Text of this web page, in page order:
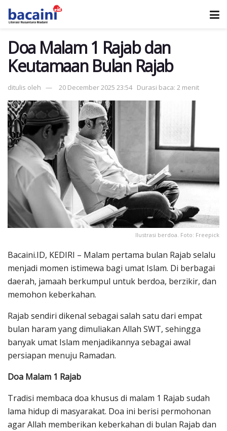
Doa Malam 1 Rajab dan
Keutamaan Bulan Rajab
ditulis oleh 20 December 2025 23:54 Durasi baca: 2 menit
Ilustrasi berdoa. Foto: Freepick
Bacaini.ID, KEDIRI – Malam pertama bulan Rajab selalu
menjadi momen istimewa bagi umat Islam. Di berbagai
daerah, jamaah berkumpul untuk berdoa, berzikir, dan
memohon keberkahan.
Rajab sendiri dikenal sebagai salah satu dari empat
bulan haram yang dimuliakan Allah SWT, sehingga
banyak umat Islam menjadikannya sebagai awal
persiapan menuju Ramadan.
Doa Malam 1 Rajab
Tradisi membaca doa khusus di malam 1 Rajab sudah
lama hidup di masyarakat. Doa ini berisi permohonan
agar Allah memberikan keberkahan di bulan Rajab dan